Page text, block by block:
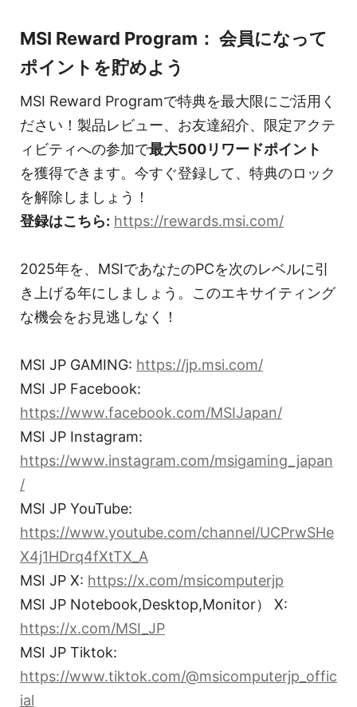
MSI Reward Program： 会員になって
ポイントを貯めよう
MSI Reward Programで特典を最大限にご活用く
ださい！製品レビュー、お友達紹介、限定アクテ
ィビティへの参加で最大500リワードポイント
を獲得できます。今すぐ登録して、特典のロック
を解除しましょう！
登録はこちら: https://rewards.msi.com/
2025年を、MSIであなたのPCを次のレベルに引
き上げる年にしましょう。このエキサイティング
な機会をお見逃しなく！
MSI JP GAMING: https://jp.msi.com/
MSI JP Facebook:
https://www.facebook.com/MSIJapan/
MSI JP Instagram:
https://www.instagram.com/msigaming_japan
/
MSI JP YouTube:
https://www.youtube.com/channel/UCPrwSHe
X4j1HDrq4fXtTX_A
MSI JP X: https://x.com/msicomputerjp
MSI JP Notebook,Desktop,Monitor） X:
https://x.com/MSI_JP
MSI JP Tiktok:
https://www.tiktok.com/@msicomputerjp_offic
ial